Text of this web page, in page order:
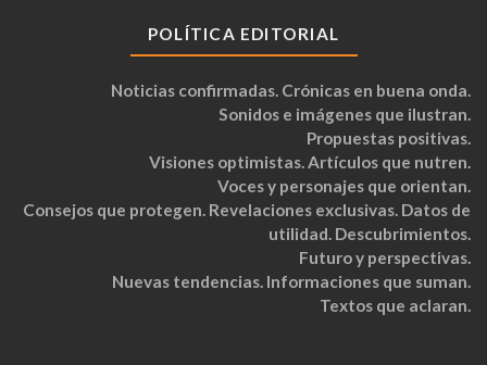
POLÍTICA EDITORIAL
Noticias confirmadas. Crónicas en buena onda.
Sonidos e imágenes que ilustran.
Propuestas positivas.
Visiones optimistas. Artículos que nutren.
Voces y personajes que orientan.
Consejos que protegen. Revelaciones exclusivas. Datos de
utilidad. Descubrimientos.
Futuro y perspectivas.
Nuevas tendencias. Informaciones que suman.
Textos que aclaran.